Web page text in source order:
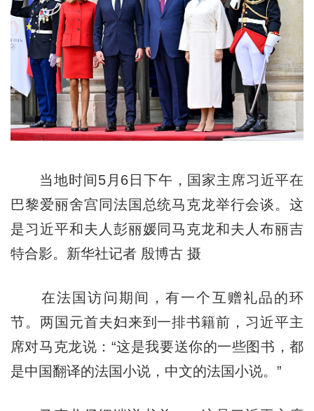
当地时间5月6日下午，国家主席习近平在
巴黎爱丽舍宫同法国总统马克龙举行会谈。这
是习近平和夫人彭丽媛同马克龙和夫人布丽吉
特合影。新华社记者 殷博古 摄
在法国访问期间，有一个互赠礼品的环
节。两国元首夫妇来到一排书籍前，习近平主
席对马克龙说：“这是我要送你的一些图书，都
是中国翻译的法国小说，中文的法国小说。”